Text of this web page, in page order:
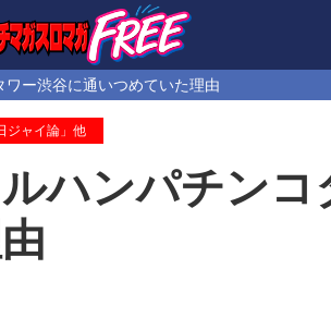
ー渋谷に通いつめていた理由
ジャイ論」他
ハンパチン